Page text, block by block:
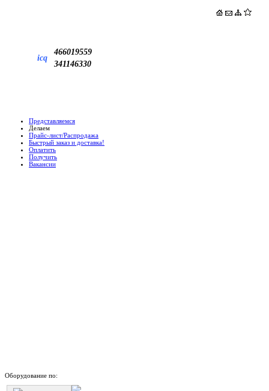
icq
466019559
341146330
Представляемся
Делаем
Прайс-лист/Распродажа
Быстрый заказ и доставка!
Оплатить
Получить
Вакансии
Оборудование по: